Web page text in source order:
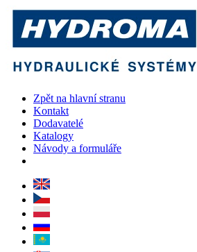
Zpět na hlavní stranu
Kontakt
Dodavatelé
Katalogy
Návody a formuláře